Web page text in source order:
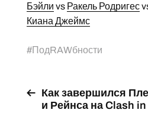
Бэйли vs Ракель Родригес
Киана Джеймс
#ПодRAWбности
Как завершился
и Рейнса на Clash